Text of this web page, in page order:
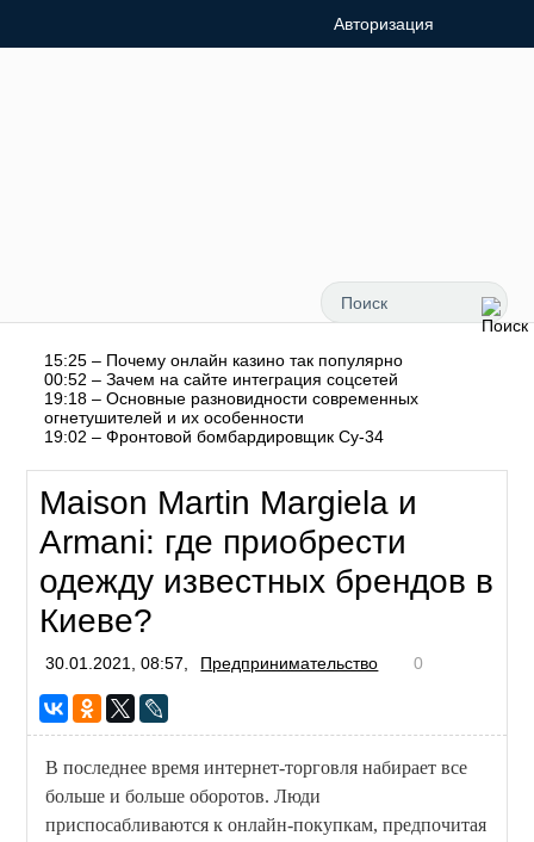
Авторизация
15:25 – Почему онлайн казино так популярно
00:52 – Зачем на сайте интеграция соцсетей
19:18 – Основные разновидности современных
огнетушителей и их особенности
19:02 – Фронтовой бомбардировщик Су-34
Maison Martin Margiela и
Armani: где приобрести
одежду известных брендов в
Киеве?
30.01.2021, 08:57, Предпринимательство 0
В последнее время интернет-торговля набирает все
больше и больше оборотов. Люди
приспосабливаются к онлайн-покупкам, предпочитая